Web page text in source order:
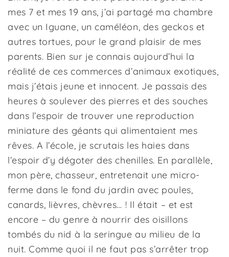
mes 7 et mes 19 ans, j’ai partagé ma chambre
avec un Iguane, un caméléon, des geckos et
autres tortues, pour le grand plaisir de mes
parents. Bien sur je connais aujourd’hui la
réalité de ces commerces d’animaux exotiques,
mais j’étais jeune et innocent. Je passais des
heures à soulever des pierres et des souches
dans l’espoir de trouver une reproduction
miniature des géants qui alimentaient mes
rêves. A l’école, je scrutais les haies dans
l’espoir d’y dégoter des chenilles. En parallèle,
mon père, chasseur, entretenait une micro-
ferme dans le fond du jardin avec poules,
canards, lièvres, chèvres… ! Il était – et est
encore – du genre à nourrir des oisillons
tombés du nid à la seringue au milieu de la
nuit. Comme quoi il ne faut pas s’arrêter trop